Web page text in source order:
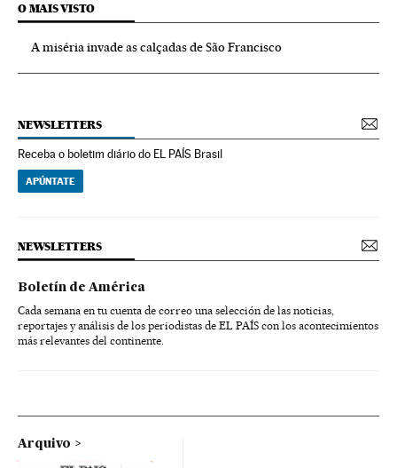
O MAIS VISTO
A miséria invade as calçadas de São Francisco
NEWSLETTERS
Receba o boletim diário do EL PAÍS Brasil
APÚNTATE
NEWSLETTERS
Boletín de América
Cada semana en tu cuenta de correo una selección de las noticias,
reportajes y análisis de los periodistas de EL PAÍS con los acontecimientos
más relevantes del continente.
Arquivo